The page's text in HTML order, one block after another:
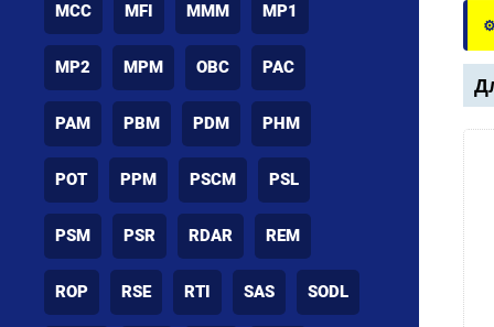
MCC MFI MMM MP1
MP2 MPM OBC PAC
PAM PBM PDM PHM
POT PPM PSCM PSL
PSM PSR RDAR REM
ROP RSE RTI SAS SODL